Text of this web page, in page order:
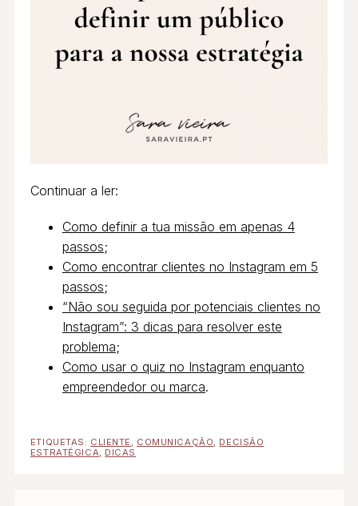
Continuar a ler:
Como definir a tua missão em apenas 4
passos;
Como encontrar clientes no Instagram em 5
passos;
“Não sou seguida por potenciais clientes no
Instagram”: 3 dicas para resolver este
problema;
Como usar o quiz no Instagram enquanto
empreendedor ou marca.
ETIQUETAS: CLIENTE COMUNICAÇÃO
DECISÃO
ESTRATÉGICA
DICAS